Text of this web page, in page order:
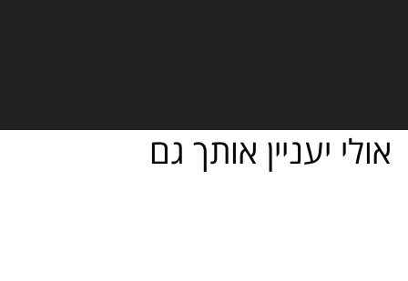
אולי יעניין אותך גם